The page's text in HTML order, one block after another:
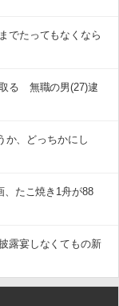
でたってもなくなら
る 無職の男(27)逮
か、どっちかにし
、たこ焼き1舟が88
露宴しなくてもの新